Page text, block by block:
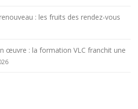
: les fruits des rendez-vous
œuvre : la formation VLC franchit une